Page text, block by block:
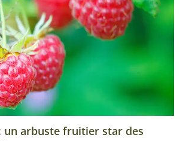
un arbuste fruitier star des